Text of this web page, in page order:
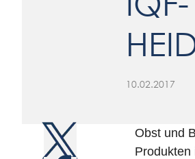
10.02.2017
Obst und
Produkten